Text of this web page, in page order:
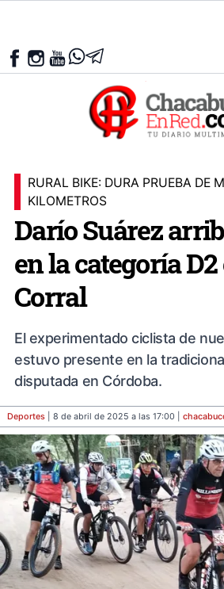
RURAL BIKE: DURA PRUEBA DE
KILOMETROS
Darío Suárez
en la categoría
Corral
El experimentado ciclista de
estuvo presente en la
disputada en Córdoba.
Deportes | 8 de abril de 2025 a las 17:00 |